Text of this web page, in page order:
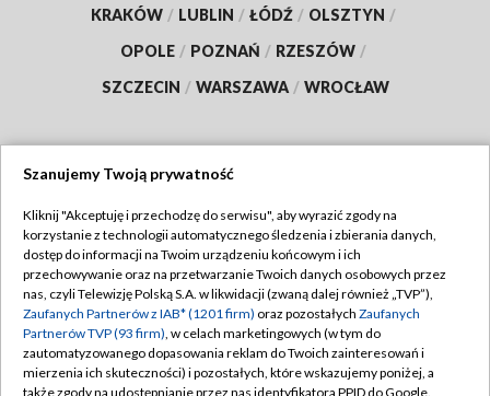
KRAKÓW / LUBLIN / ŁÓDŹ / OLSZTYN /
OPOLE / POZNAŃ / RZESZÓW /
SZCZECIN / WARSZAWA / WROCŁAW
TVP
Abonament TVP
Emisja w TVP
Centrum informacji TVP
Naziemna Telewizja Cyfrowa
Regulamin TVP
Polityka prywatności
Moje zgody
Pomoc
Szanujemy Twoją prywatność
Kliknij "Akceptuję i przechodzę do serwisu", aby wyrazić zgody na
korzystanie z technologii automatycznego śledzenia i zbierania danych,
dostęp do informacji na Twoim urządzeniu końcowym i ich
przechowywanie oraz na przetwarzanie Twoich danych osobowych przez
nas, czyli Telewizję Polską S.A. w likwidacji (zwaną dalej również „TVP”),
Zaufanych Partnerów z IAB* (1201 firm) oraz pozostałych Zaufanych
Partnerów TVP (93 firm), w celach marketingowych (w tym do
zautomatyzowanego dopasowania reklam do Twoich zainteresowań i
mierzenia ich skuteczności) i pozostałych, które wskazujemy poniżej, a
także zgody na udostępnianie przez nas identyfikatora PPID do Google.